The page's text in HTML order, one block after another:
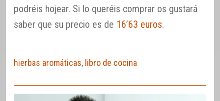
podréis hojear. Si lo queréis comprar os gustará
saber que su precio es de 16’63 euros.
hierbas aromáticas, libro de cocina